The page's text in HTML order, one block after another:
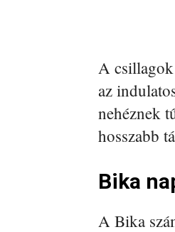
A
az
nehéznek
hosszabb
Bika
A Bika